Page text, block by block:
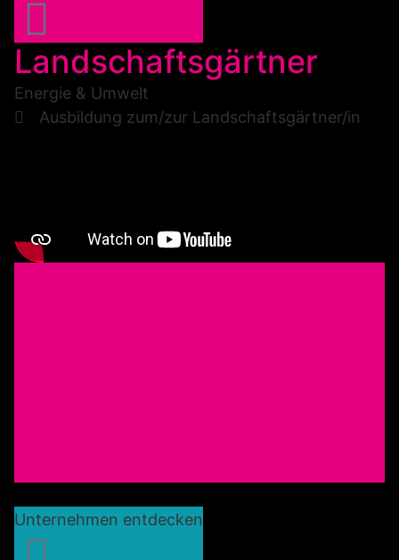
Landschaftsgärtner
Energie & Umwelt
Ausbildung zum/zur Landschaftsgärtner/in
Unternehmen entdecken